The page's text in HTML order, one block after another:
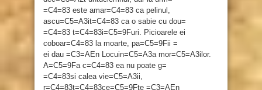
=C4=83 este amar=C4=83 ca pelinul,
ascu=C5=A3it=C4=83 ca o sabie cu dou=
=C4=83 t=C4=83i=C5=9Furi. Picioarele ei
coboar=C4=83 la moarte, pa=C5=9Fii =
ei dau =C3=AEn Locuin=C5=A3a mor=C5=A3ilor.
A=C5=9Fa c=C4=83 ea nu poate g=
=C4=83si calea vie=C5=A3ii,
r=C4=83t=C4=83ce=C5=9Fte =C3=AEn